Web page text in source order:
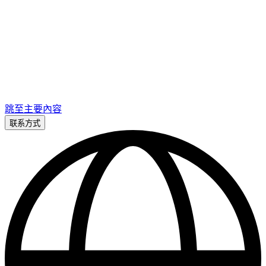
跳至主要內容
联系方式